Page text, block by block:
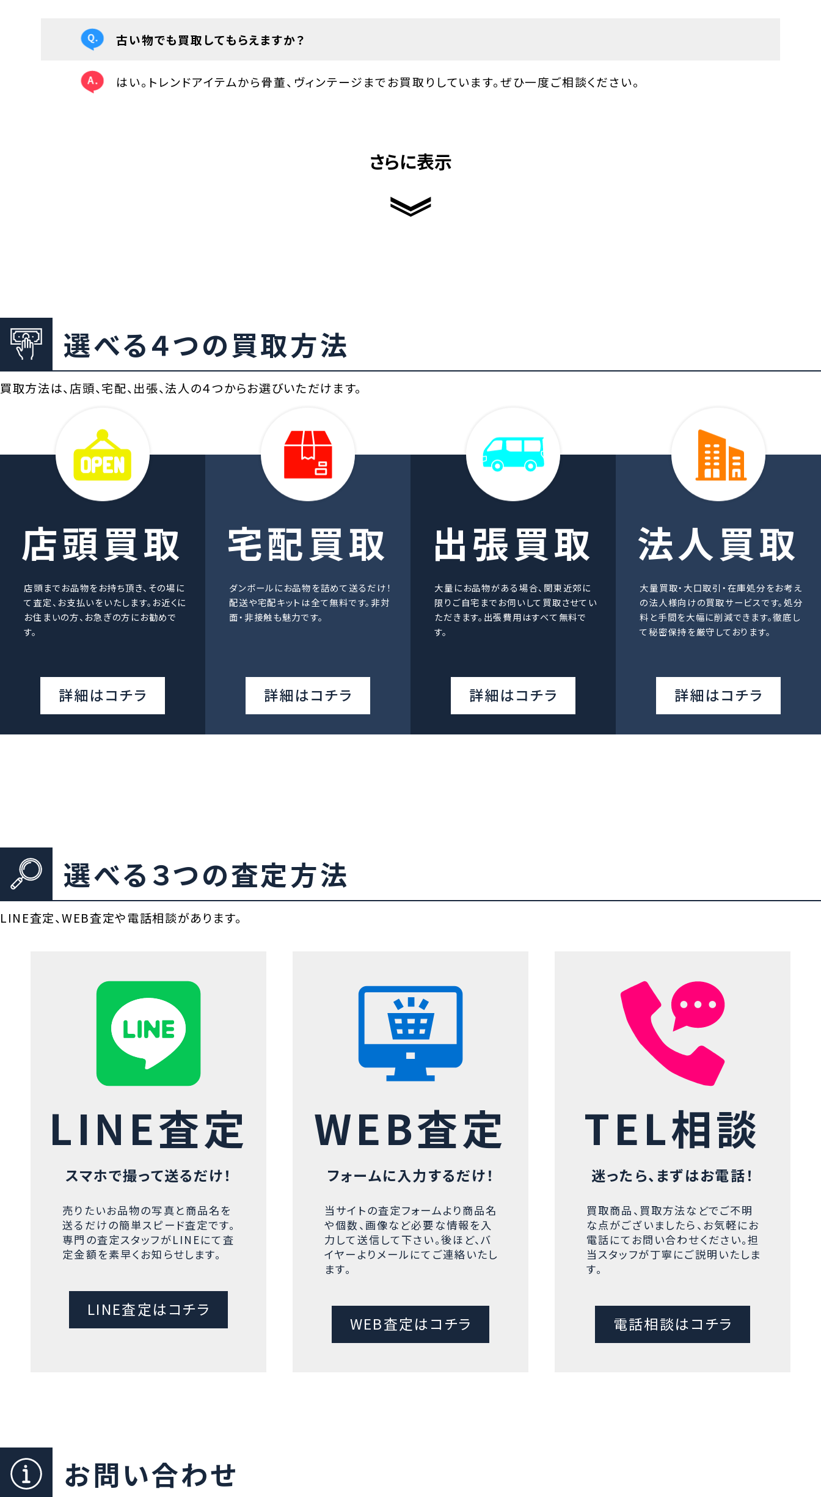
古い物でも買取してもらえますか？
はい。トレンドアイテムから骨董、ヴィンテージまでお買取りしています。ぜひ一度ご相談ください。
さらに表示
選べる４つの買取方法
買取方法は、店頭、宅配、出張、法人の４つからお選びいただけます。
店頭買取
店頭までお品物をお持ち頂き、その場に
て査定、お支払いをいたします。お近くに
お住まいの方、お急ぎの方にお勧めで
す。
詳細はコチラ
宅配買取
ダンボールにお品物を詰めて送るだけ！
配送や宅配キットは全て無料です。非対
面・非接触も魅力です。
詳細はコチラ
出張買取
大量にお品物がある場合、関東近郊に
限りご自宅までお伺いして買取させてい
ただきます。出張費用はすべて無料で
す。
詳細はコチラ
法人買取
大量買取・大口取引・在庫処分をお考え
の法人様向けの買取サービスです。処分
料と手間を大幅に削減できます。徹底し
て秘密保持を厳守しております。
詳細はコチラ
選べる３つの査定方法
LINE査定、WEB査定や電話相談があります。
LINE査定
スマホで撮って送るだけ！
売りたいお品物の写真と商品名を
送るだけの簡単スピード査定です。
専門の査定スタッフがLINEにて査
定金額を素早くお知らせします。
LINE査定はコチラ
WEB査定
フォームに入力するだけ！
当サイトの査定フォームより商品名
や個数、画像など必要な情報を入
力して送信して下さい。後ほど、バ
イヤーよりメールにてご連絡いたし
ます。
WEB査定はコチラ
TEL相談
迷ったら、まずはお電話！
買取商品、買取方法などでご不明
な点がございましたら、お気軽にお
電話にてお問い合わせください。担
当スタッフが丁寧にご説明いたしま
す。
電話相談はコチラ
お問い合わせ